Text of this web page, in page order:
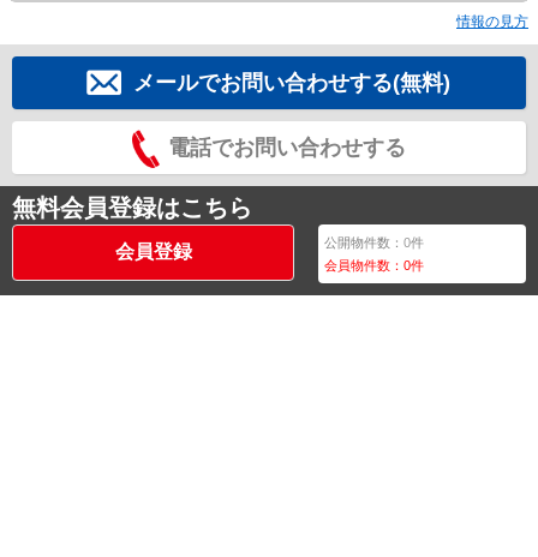
情報の見方
メールでお問い合わせする(無料)
電話でお問い合わせする
無料会員登録はこちら
会員登録 公開物件数：0件
会員物件数：0件